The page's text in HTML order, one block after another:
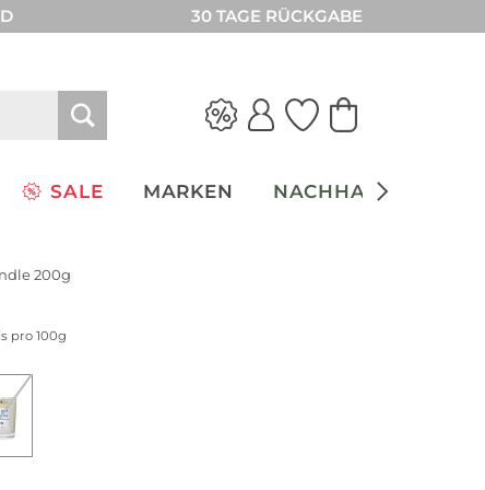
30 TAGE RÜCKGABE
SALE MARKEN NACHHALTIGKEIT
200g
pro 100g